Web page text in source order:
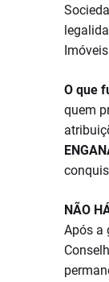
O que
quem
NÃO
Após a